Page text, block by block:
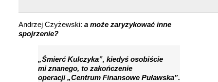
Andrzej Czyżewski: a może zaryzykować inne
spojrzenie?
„Śmierć Kulczyka”, kiedyś osobiście
mi znanego, to zakończenie
operacji „Centrum Finansowe Puławska”.